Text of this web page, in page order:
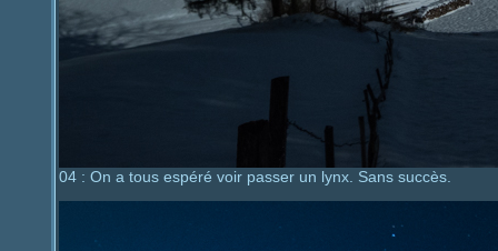
04 : On a tous espéré voir passer un lynx. Sans succès.